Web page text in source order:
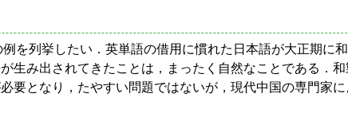
を列挙したい．英単語の借用に慣れた日本語が大正期に
み出されてきたことは，まったく自然なことである．
となり，たやすい問題ではないが，現代中国の専門家